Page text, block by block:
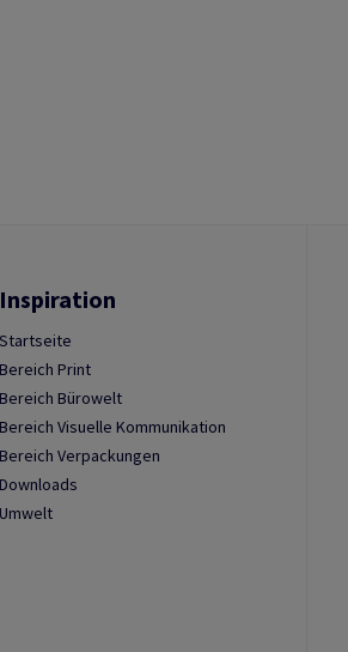
Inspiration
Startseite
Bereich Print
Bereich Bürowelt
Bereich Visuelle Kommunikation
Bereich Verpackungen
Downloads
Umwelt